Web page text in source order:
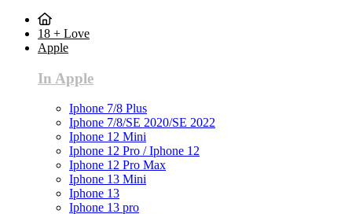
18 + Love
Apple
In Apple
Iphone 7/8 Plus
Iphone 7/8/SE 2020/SE 2022
Iphone 12 Mini
Iphone 12 Pro / Iphone 12
Iphone 12 Pro Max
Iphone 13 Mini
Iphone 13
Iphone 13 pro